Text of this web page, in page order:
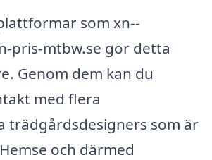
som xn--
pris-mtbw.se gör detta
Genom dem kan du
med flera
trädgårdsdesigners som är
och därmed